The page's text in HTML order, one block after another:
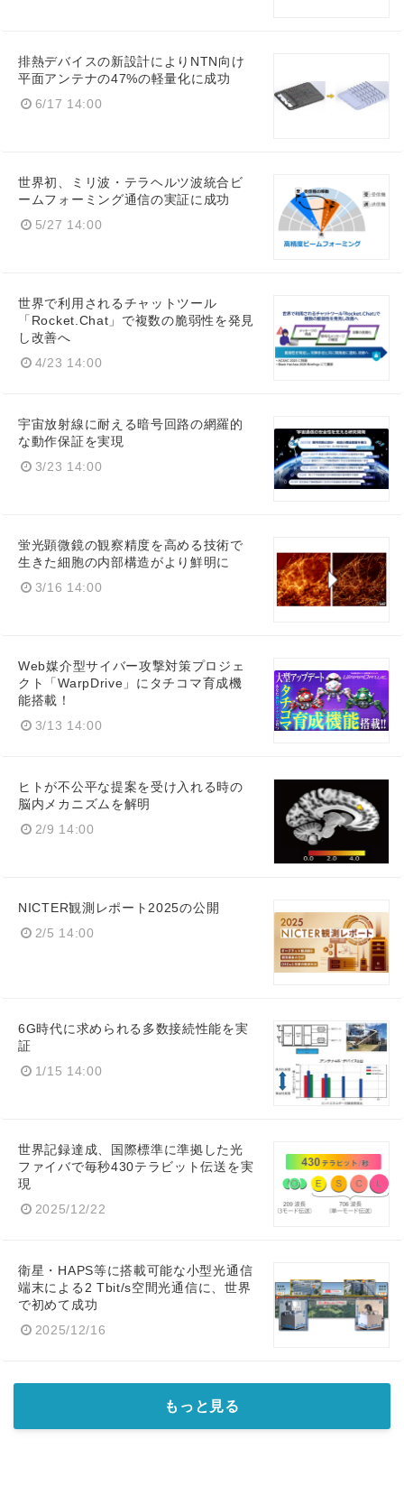
排熱デバイスの新設計によりNTN向け
平面アンテナの47%の軽量化に成功
6/17 14:00
世界初、ミリ波・テラヘルツ波統合ビ
ームフォーミング通信の実証に成功
5/27 14:00
世界で利用されるチャットツール
「Rocket.Chat」で複数の脆弱性を発見
し改善へ
4/23 14:00
宇宙放射線に耐える暗号回路の網羅的
な動作保証を実現
3/23 14:00
蛍光顕微鏡の観察精度を高める技術で
生きた細胞の内部構造がより鮮明に
3/16 14:00
Web媒介型サイバー攻撃対策プロジェ
クト「WarpDrive」にタチコマ育成機
能搭載！
3/13 14:00
ヒトが不公平な提案を受け入れる時の
脳内メカニズムを解明
2/9 14:00
NICTER観測レポート2025の公開
2/5 14:00
6G時代に求められる多数接続性能を実
証
1/15 14:00
世界記録達成、国際標準に準拠した光
ファイバで毎秒430テラビット伝送を実
現
2025/12/22
衛星・HAPS等に搭載可能な小型光通信
端末による2 Tbit/s空間光通信に、世界
で初めて成功
2025/12/16
もっと見る